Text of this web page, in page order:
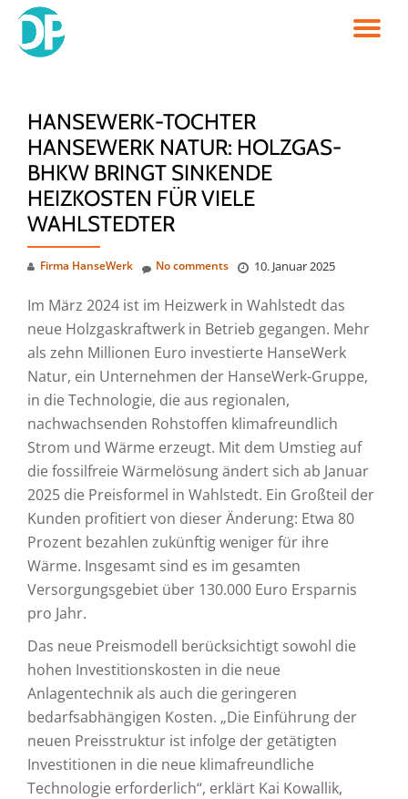
Skip
HANSEWERK-TOCHTER
HANSEWERK NATUR: HOLZGAS-
BHKW BRINGT SINKENDE
HEIZKOSTEN FÜR VIELE
WAHLSTEDTER
Firma HanseWerk 10. Januar 2025
No comments
Im März 2024 ist im Heizwerk in Wahlstedt das
neue Holzgaskraftwerk in Betrieb gegangen. Mehr
als zehn Millionen Euro investierte HanseWerk
Natur, ein Unternehmen der HanseWerk-Gruppe,
in die Technologie, die aus regionalen,
nachwachsenden Rohstoffen klimafreundlich
Strom und Wärme erzeugt. Mit dem Umstieg auf
die fossilfreie Wärmelösung ändert sich ab Januar
2025 die Preisformel in Wahlstedt. Ein Großteil der
Kunden profitiert von dieser Änderung: Etwa 80
Prozent bezahlen zukünftig weniger für ihre
Wärme. Insgesamt sind es im gesamten
Versorgungsgebiet über 130.000 Euro Ersparnis
pro Jahr.
Das neue Preismodell berücksichtigt sowohl die
hohen Investitionskosten in die neue
Anlagentechnik als auch die geringeren
bedarfsabhängigen Kosten. „Die Einführung der
neuen Preisstruktur ist infolge der getätigten
Investitionen in die neue klimafreundliche
Technologie erforderlich“, erklärt Kai Kowallik,